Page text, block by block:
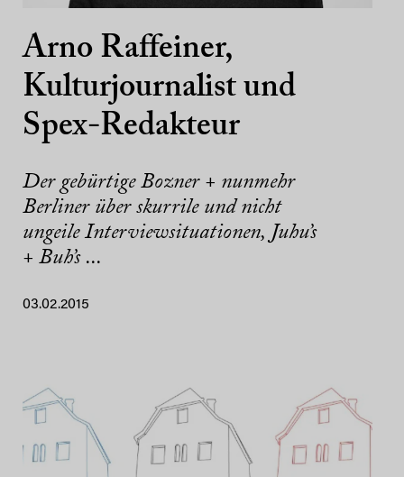
Arno Raffeiner,
Kulturjournalist und
Spex-Redakteur
Der gebürtige Bozner + nunmehr
Berliner über skurrile und nicht
ungeile Interviewsituationen, Juhu’s
+ Buh’s ...
03.02.2015